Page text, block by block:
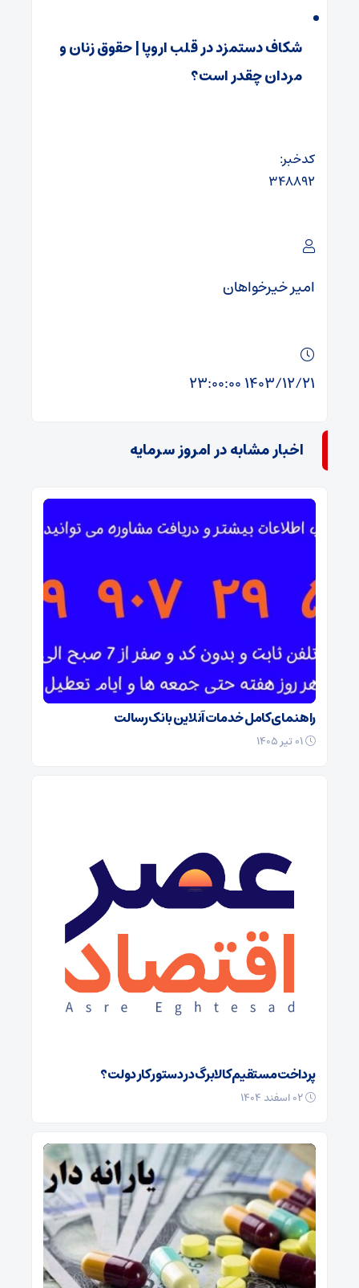
شکاف دستمزد در قلب اروپا | حقوق زنان و
مردان چقدر است؟
کدخبر:
۳۴۸۸۹۲
امیر خیرخواهان
۱۴۰۳/۱۲/۲۱ ۲۳:۰۰:۰۰
اخبار مشابه در امروز سرمایه
راهنمای کامل خدمات آنلاین بانک رسالت
پرداخت مستقیم کالابرگ در دستور کار دولت؟